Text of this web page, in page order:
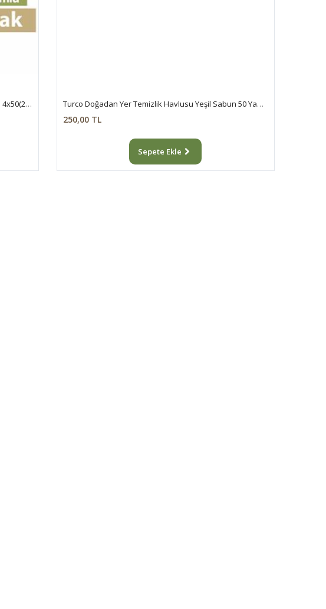
Turco Doğadan Yer Temizlik Havlusu Yeşil Sabun 4x50(200 Yaprak) Turco Doğadan Yer Temizlik Havlusu Yeşil Sabun 50 Yaprak
250,00 TL
Sepete Ekle